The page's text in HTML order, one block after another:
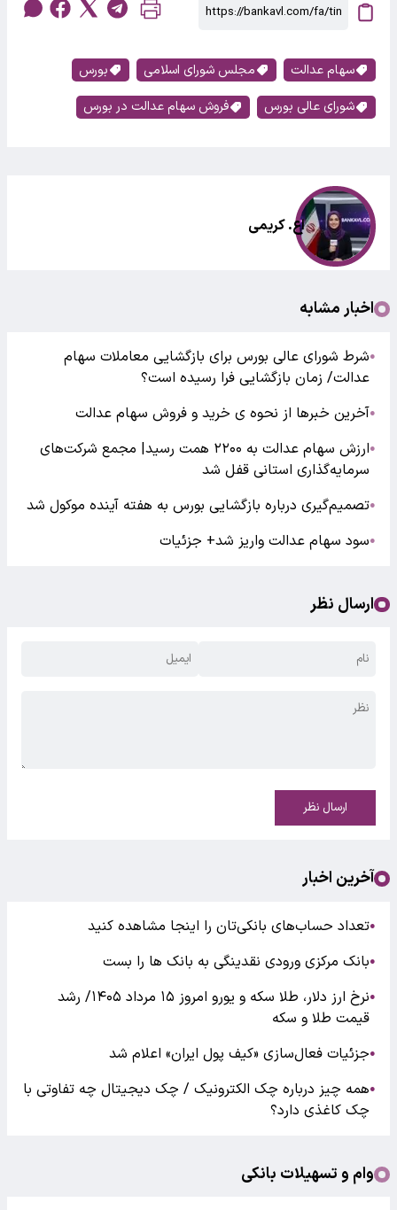
سهام عدالت مجلس شورای اسلامی
بورس
شورای عالی بورس
فروش سهام عدالت در بورس
اع. کریمی
اخبار مشابه
●شرط شورای عالی بورس برای بازگشایی معاملات سهام
عدالت/ زمان بازگشایی فرا رسیده است؟
●آخرین خبرها از نحوه ی خرید و فروش سهام عدالت
●
ارزش سهام عدالت به ۲۲۰۰ همت رسید| مجمع شرکت‌های
سرمایه‌گذاری استانی قفل شد
●تصمیم‌گیری درباره بازگشایی بورس به هفته آینده موکول شد
●سود سهام عدالت واریز شد+ جزئیات
ارسال نظر
ارسال نظر
آخرین اخبار
●تعداد حساب‌های بانکی‌تان را اینجا مشاهده کنید
●بانک مرکزی ورودی نقدینگی به بانک ها را بست
●
نرخ ارز دلار، طلا سکه و یورو امروز ۱۵ مرداد ۱۴۰۵/ رشد
قیمت طلا و سکه
●جزئیات فعال‌سازی «کیف پول ایران» اعلام شد
●همه چیز درباره چک الکترونیک / چک دیجیتال چه تفاوتی با
چک کاغذی دارد؟
وام و تسهیلات بانکی